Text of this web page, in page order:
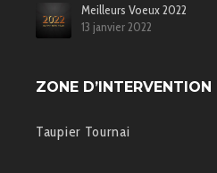
Meilleurs Voeux 2022
13 janvier 2022
ZONE D’INTERVENTION
Taupier Tournai